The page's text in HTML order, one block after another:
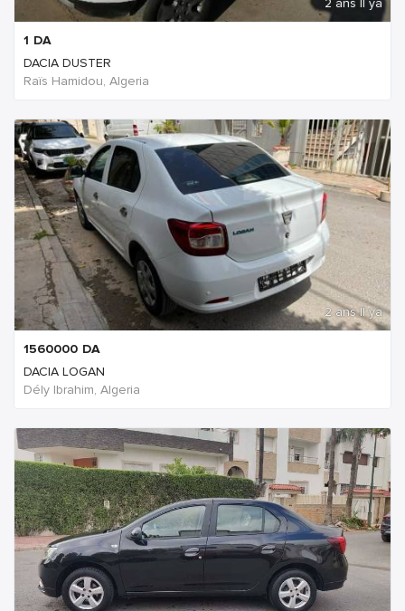
2 ans Il ya
1 DA
DACIA DUSTER
Raïs Hamidou, Algeria
2 ans Il ya
1560000 DA
DACIA LOGAN
Dély Ibrahim, Algeria